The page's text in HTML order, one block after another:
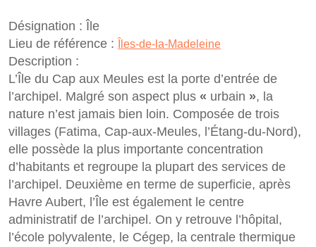
Désignation : Île
Lieu de référence :
Îles-de-la-Madeleine
Description :
L’Île du Cap aux Meules est la porte d’entrée de
l’archipel. Malgré son aspect plus « urbain », la
nature n’est jamais bien loin. Composée de trois
villages (Fatima, Cap-aux-Meules, l’Étang-du-Nord),
elle possède la plus importante concentration
d’habitants et regroupe la plupart des services de
l’archipel. Deuxième en terme de superficie, après
Havre Aubert, l’Île est également le centre
administratif de l’archipel. On y retrouve l’hôpital,
l’école polyvalente, le Cégep, la centrale thermique